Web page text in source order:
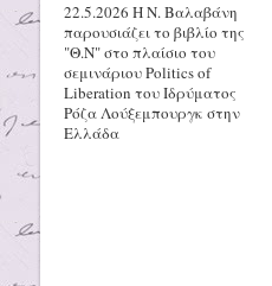
22.5.2026 H N. Βαλαβάνη
παρουσιάζει το βιβλίο της
"Θ.Ν" στο πλαίσιο του
σεμινάριου Politics of
Liberation του Ιδρύματος
Ρόζα Λούξεμπουργκ στην
Ελλάδα